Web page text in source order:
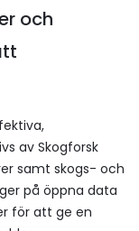
och
av Skogforsk
samt skogs- och
på öppna data
för att ge en